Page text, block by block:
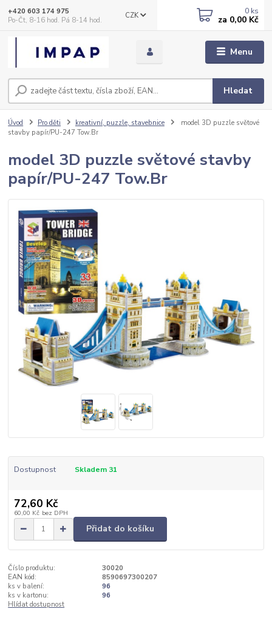
Menu
CZK
Hledat
+420 603 174 975
Po-Čt, 8-16 hod. Pá 8-14 hod.
0 ks
za 0,00 Kč
Úvod Pro děti kreativní, puzzle, stavebnice
model 3D puzzle světové
stavby papír/PU-247 Tow.Br
model 3D puzzle světové stavby
papír/PU-247 Tow.Br
Dostupnost Skladem 31
72,60 Kč
60,00 Kč bez DPH
Přidat do košíku
Číslo produktu:
30020
EAN kód:
8590697300207
ks v balení:
96
ks v kartonu:
96
Hlídat dostupnost